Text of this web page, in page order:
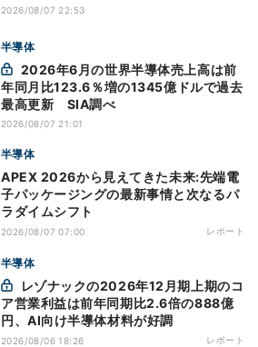
2026/08/07 22:53
半導体
年同月比123.6％増の1345億ドルで過去
最高更新 SIA調べ
2026/08/07 21:01
半導体
APEX 2026から見えてきた未来:先端電
子パッケージングの最新事情と次なるパ
ラダイムシフト
2026/08/07 07:00 レポート
半導体
ア営業利益は前年同期比2.6倍の888億
円、AI向け半導体材料が好調
2026/08/06 18:26 レポート